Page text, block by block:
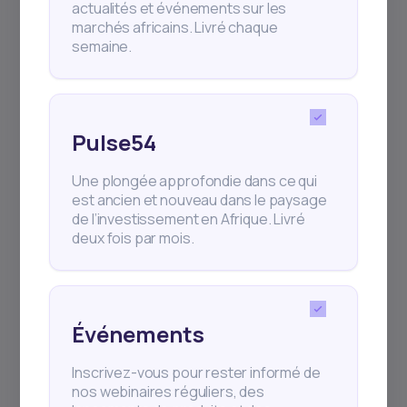
En 2026, dans un contexte économique
incertain, les o
min Read JANUARY 25, 2026
actualités et événements sur les
marchés africains. Livré chaque
semaine.
Pulse54
Une plongée approfondie dans ce qui
est ancien et nouveau dans le paysage
de l’investissement en Afrique. Livré
deux fois par mois.
Événements
Inscrivez-vous pour rester informé de
nos webinaires réguliers, des